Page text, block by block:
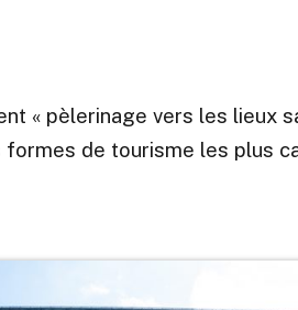
« pèlerinage vers les lieux
formes de tourisme les plus